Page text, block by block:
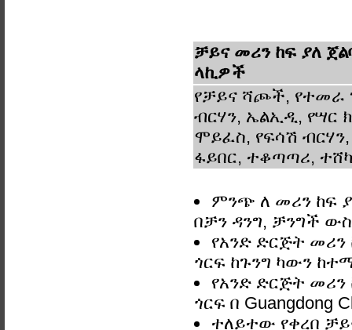
ቻይና መሪን ከፍ ያለ
ላኪዎች
የቻይና ሻጮች, የተመራ
ብርሃን, ኤልኢዲ, የሣር
ሞይፈስ, የፍሳሽ
ፋይበር, ተቆጣጣሪ,
ምንጭ ለ መሪን ከፍ
በቻን ዳንግ, ቻንግች
የአንድ ድርጅት መሪን
ጎርፍ ከጉንግ ካውን
የአንድ ድርጅት መሪን
ጎርፍ በ Guangdong
ተለይተው የቀረበ